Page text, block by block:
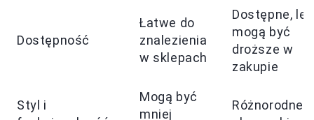
Dostępność
Łatwe do
znalezienia
w sklepach
Dostępne,
mogą być
droższe w
zakupie
Styl i
Mogą być
mniej
Różnorodne